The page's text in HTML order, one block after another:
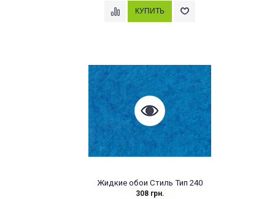
Жидкие обои Стиль Тип 240
308 грн.